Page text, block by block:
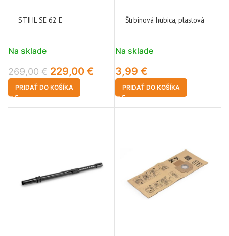
STIHL SE 62 E
Na sklade
269,00€ 229,00 €
PRIDAŤ DO KOŠÍKA
Štrbinová hubica, plastová
Na sklade
3,99 €
PRIDAŤ DO KOŠÍKA